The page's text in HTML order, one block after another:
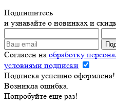
Подпишитесь
и узнавайте о новинках и
Согласен на обработку
условиями подписки
Подписка успешно оформлена!
Возникла ошибка.
Попробуйте еще раз!